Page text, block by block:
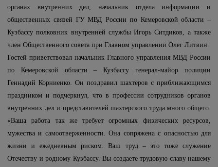
органах внутренних дел, начальник отдела информации и
общественных связей ГУ МВД России по Кемеровской области –
Кузбассу полковник внутренней службы Игорь Ситдиков, а также
член Общественного совета при Главном управлении Олег Литвин.
Гостей приветствовал начальник Главного управления МВД России
по Кемеровской области – Кузбассу генерал-майор полиции
Геннадий Корниенко. Он поздравил шахтеров с приближающимся
праздником и подчеркнул, что в профессии сотрудников органов
внутренних дел и представителей шахтерского труда много общего.
«Ваша работа так же требует огромных физических ресурсов,
мужества и самоотверженности. Она сопряжена с опасностью для
жизни и ежедневным риском. Ваш труд – это тоже служение
Отечеству и родному Кузбассу. Вы создаете трудовую славу нашему